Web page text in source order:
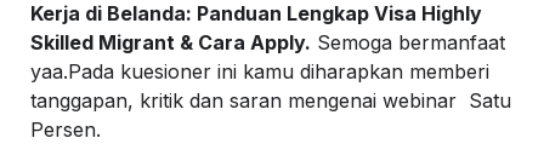
Kerja di Belanda: Panduan Lengkap Visa Highly
Skilled Migrant & Cara Apply. Semoga bermanfaat
yaa.Pada kuesioner ini kamu diharapkan memberi
tanggapan, kritik dan saran mengenai webinar  Satu
Persen.